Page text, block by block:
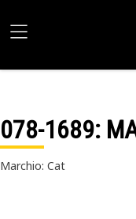
078-1689:
Marchio: Cat